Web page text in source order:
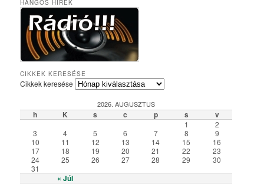
Vallásos örökségünk – kiállítás a könyvtárteremben
Csiky Gergely Főgimnázium – Iskolabemutató diákszemmel
„Aranyhaj” – a XI. A farsangi kiadásában
Röplabda-siker a kolozsvári Sportolimpián
Elemisták játékos sporttevékenysége (Erasmus+)
Algyógyi hétvégén szelfiző ötödikesek és hatodikosok
Aradi „kincsvadászaton” a megye nyolcadikosai
Iskolai tehetséggondozás a Csikyben
Karaoke!!! (Aligazgatói segédlettel)
Csiky – A mi iskolánk (filmelőzetes)
„Gyere a Csikybe!” – kisfilm diákoktól diákoknak
A Csiky énekkarának templomi és szabadtéri fellépései
A karácsony, ahogy a VII. B-sek látják
Mikulásjárás a Csikyben és a Kincskereső Óvodában
Túl a színfalakon – portréfilm Tapasztó Ernőről
HANGOS HÍREK
CIKKEK KERESÉSE
Cikkek keresése
2026. AUGUSZTUS
h K s c p s v
« Júl
1
2
3
4 5 6 7 8
9
10
11 12 13 14 15
16
17
18 19 20 21 22
23
24
25 26 27 28 29
30
31